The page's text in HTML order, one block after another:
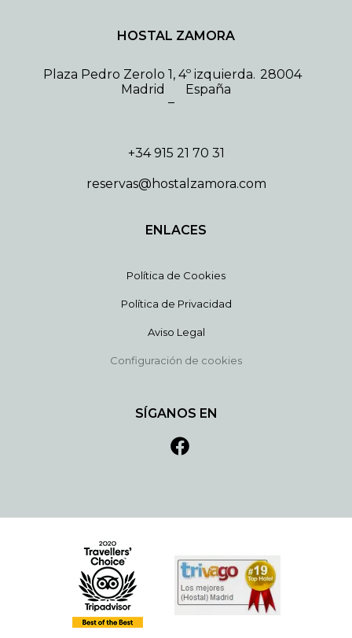
HOSTAL ZAMORA
Plaza Pedro Zerolo 1, 4º izquierda. 28004
Madrid
–
España
+34 915 21 70 31
reservas@hostalzamora.com
ENLACES
Política de Cookies
Política de Privacidad
Aviso Legal
Configuración de cookies
SÍGANOS EN